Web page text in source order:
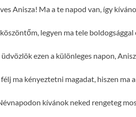
Anisza! Ma a te napod van, így
legyen ma tele
ezen a különleges napon,
félj ma kényeztetni magadat, hiszen ma
kívánok neked rengeteg